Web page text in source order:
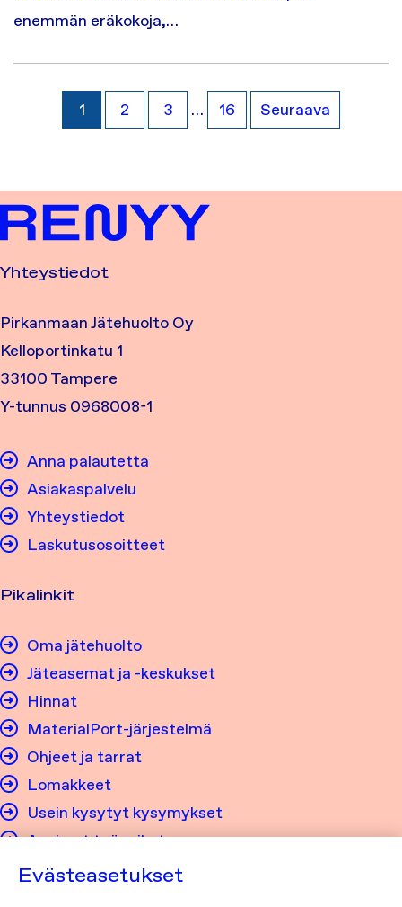
enemmän eräkokoja,…
1 2 3 … 16 Seuraava
Yhteystiedot
Pirkanmaan Jätehuolto Oy
Kelloportinkatu 1
33100 Tampere
Y-tunnus 0968008-1
Anna palautetta
Asiakaspalvelu
Yhteystiedot
Laskutusosoitteet
Pikalinkit
Oma jätehuolto
Jäteasemat ja -keskukset
Hinnat
MaterialPort-järjestelmä
Ohjeet ja tarrat
Lomakkeet
Usein kysytyt kysymykset
Avoimet työpaikat
Evästeasetukset